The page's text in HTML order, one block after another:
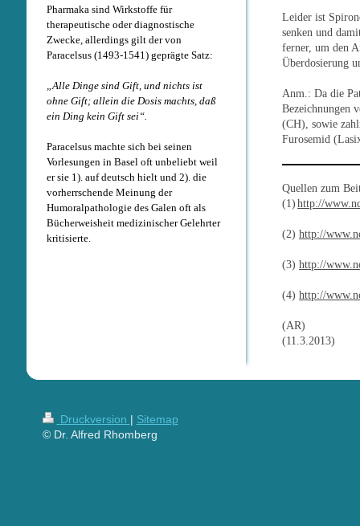
Leider ist
senken und
ferner, um den
Überdosierung
Anm.: Da die
Bezeichnungen
(CH), sowie
Furosemid
Quellen zum
(1) http://
(2)http://
(3)http://
(4) http://
(AR)
(11.3.2013)
Pharmaka sind Wirkstoffe für
therapeutische oder diagnostische
Zwecke, allerdings gilt der von
Paracelsus (1493-1541) geprägte Satz:
„Alle Dinge sind Gift, und nichts ist
ohne Gift; allein die Dosis machts, daß
ein Ding kein Gift sei“.
Paracelsus machte sich bei seinen
Vorlesungen in Basel oft unbeliebt weil
er sie 1). auf deutsch hielt und 2). die
vorherrschende Meinung der
Humoralpathologie des Galen oft als
Bücherweisheit medizinischer Gelehrter
kritisierte.
Druckversion | Sitemap
© Dr. Alfred Rhomberg